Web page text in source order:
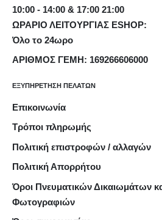
10:00 - 14:00 & 17:00 21:00
ΩΡΑΡΙΟ ΛΕΙΤΟΥΡΓΙΑΣ ESHOP:
Όλο το 24ωρο
ΑΡΙΘΜΟΣ ΓΕΜΗ: 169266606000
ΕΞΥΠΗΡΕΤΗΣΗ ΠΕΛΑΤΩΝ
Επικοινωνία
Τρόποι πληρωμής
Πολιτική επιστροφών / αλλαγών
Πολιτική Απορρήτου
Όροι Πνευματικών Δικαιωμάτων
Φωτογραφιών